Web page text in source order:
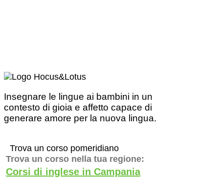
Insegnare le lingue ai bambini in un
contesto di gioia e affetto capace di
generare amore per la nuova lingua.
Trova un corso pomeridiano
Trova un corso nella tua regione:
Corsi di inglese in Campania